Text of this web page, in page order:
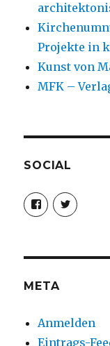
Projekte in
Kunst von
MFK –
SOCIAL
Profil
von
anzeigen
Profil
von
anzeigen
META
Anmelden
Eintrags-